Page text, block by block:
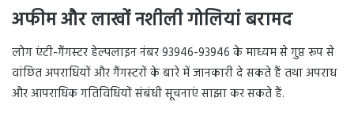
अफीम और लाखों नशीली गोलियां बरामद
लोग एंटी-गैंगस्टर हेल्पलाइन नंबर 93946-93946 के माध्यम से गुप्त रूप से
वांछित अपराधियों और गैंगस्टरों के बारे में जानकारी दे सकते हैं तथा अपराध
और आपराधिक गतिविधियों संबंधी सूचनाएं साझा कर सकते हैं.